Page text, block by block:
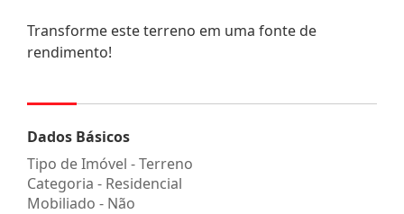
Transforme este terreno em uma fonte de
rendimento!
Dados Básicos
Tipo de Imóvel - Terreno
Categoria - Residencial
Mobiliado - Não